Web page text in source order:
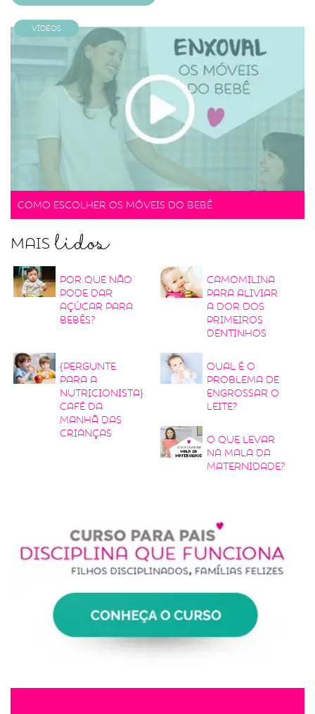
Vídeos
Como escolher os móveis do bebê
Maislidos
Por que não
pode dar
açúcar para
bebês?
Camomilina
para aliviar
a dor dos
primeiros
dentinhos
{Pergunte
para a
nutricionista}
Café da
manhã das
crianças
Qual é o
problema de
engrossar o
leite?
O que levar
na mala da
maternidade?